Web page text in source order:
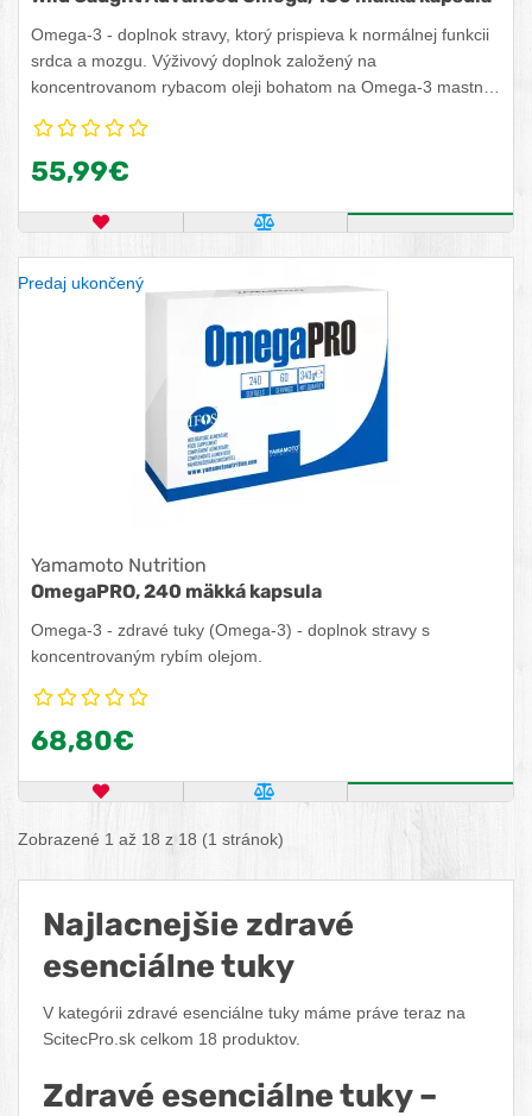
Omega-3 - doplnok stravy, ktorý prispieva k normálnej funkcii
srdca a mozgu. Výživový doplnok založený na
koncentrovanom rybacom oleji bohatom na Omega-3 mastné
mozgovej funkcie a fyziologického zraku, prospešné účinky sa
dosiahnu pri dennom príjme 250 mg DHA.
55,99€
OBĽÚBENÝ PRODUKTPOROVNAŤ PRODUKTZISTITE
Predaj ukončený
Yamamoto Nutrition
OmegaPRO, 240 mäkká kapsula
Omega-3 - zdravé tuky (Omega-3) - doplnok stravy s
koncentrovaným rybím olejom.
68,80€
OBĽÚBENÝ PRODUKTPOROVNAŤ PRODUKTZISTITE
Zobrazené 1 až 18 z 18 (1 stránok)
Najlacnejšie zdravé
esenciálne tuky
V kategórii zdravé esenciálne tuky máme práve teraz na
ScitecPro.sk celkom 18 produktov.
Zdravé esenciálne tuky –